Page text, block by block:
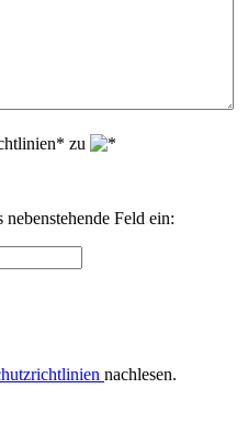
zu
Feld ein:
nachlesen.